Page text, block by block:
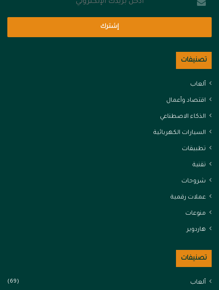
بريدك
الإلكتروني
تصنيفات
ألعاب
اقتصاد وأعمال
الذكاء الاصطناعي
السيارات الكهربائية
تطبيقات
تقنية
شروحات
عملات رقمية
منوعات
هاردوير
تصنيفات
ألعاب (69)